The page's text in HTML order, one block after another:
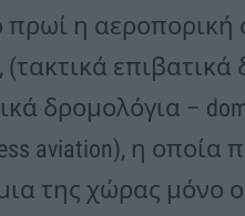
πρωί η
δρομολόγια –
aviation), η οποία
της χώρας μόνο